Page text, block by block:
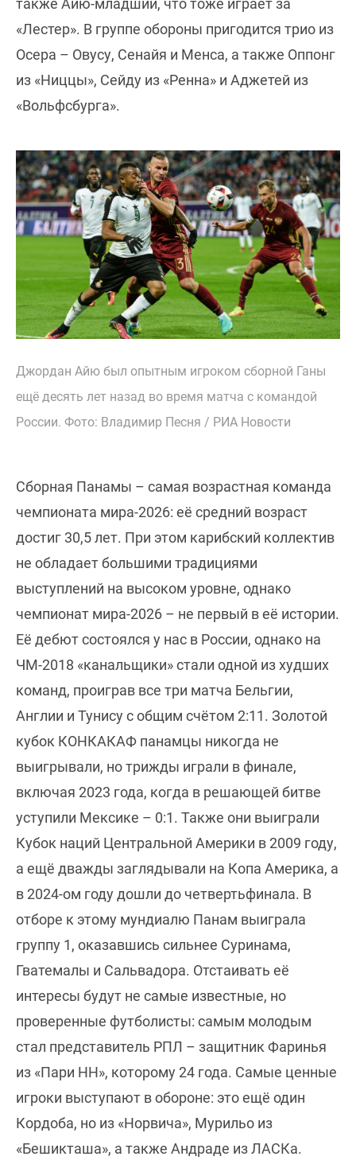
«Лестер». В группе обороны пригодится трио из
Осера – Овусу, Сенайя и Менса, а также Оппонг
из «Ниццы», Сейду из «Ренна» и Аджетей из
«Вольфсбурга».
Джордан Айю был опытным игроком сборной Ганы
ещё десять лет назад во время матча с командой
России. Фото: Владимир Песня / РИА Новости
Сборная Панамы – самая возрастная команда
чемпионата мира-2026: её средний возраст
достиг 30,5 лет. При этом карибский коллектив
не обладает большими традициями
выступлений на высоком уровне, однако
чемпионат мира-2026 – не первый в её истории.
Её дебют состоялся у нас в России, однако на
ЧМ-2018 «канальщики» стали одной из худших
команд, проиграв все три матча Бельгии,
Англии и Тунису с общим счётом 2:11. Золотой
кубок КОНКАКАФ панамцы никогда не
выигрывали, но трижды играли в финале,
включая 2023 года, когда в решающей битве
уступили Мексике – 0:1. Также они выиграли
Кубок наций Центральной Америки в 2009 году,
а ещё дважды заглядывали на Копа Америка, а
в 2024-ом году дошли до четвертьфинала. В
отборе к этому мундиалю Панам выиграла
группу 1, оказавшись сильнее Суринама,
Гватемалы и Сальвадора. Отстаивать её
интересы будут не самые известные, но
проверенные футболисты: самым молодым
стал представитель РПЛ – защитник Фаринья
из «Пари НН», которому 24 года. Самые ценные
игроки выступают в обороне: это ещё один
Кордоба, но из «Норвича», Мурильо из
«Бешикташа», а также Андраде из ЛАСКа.